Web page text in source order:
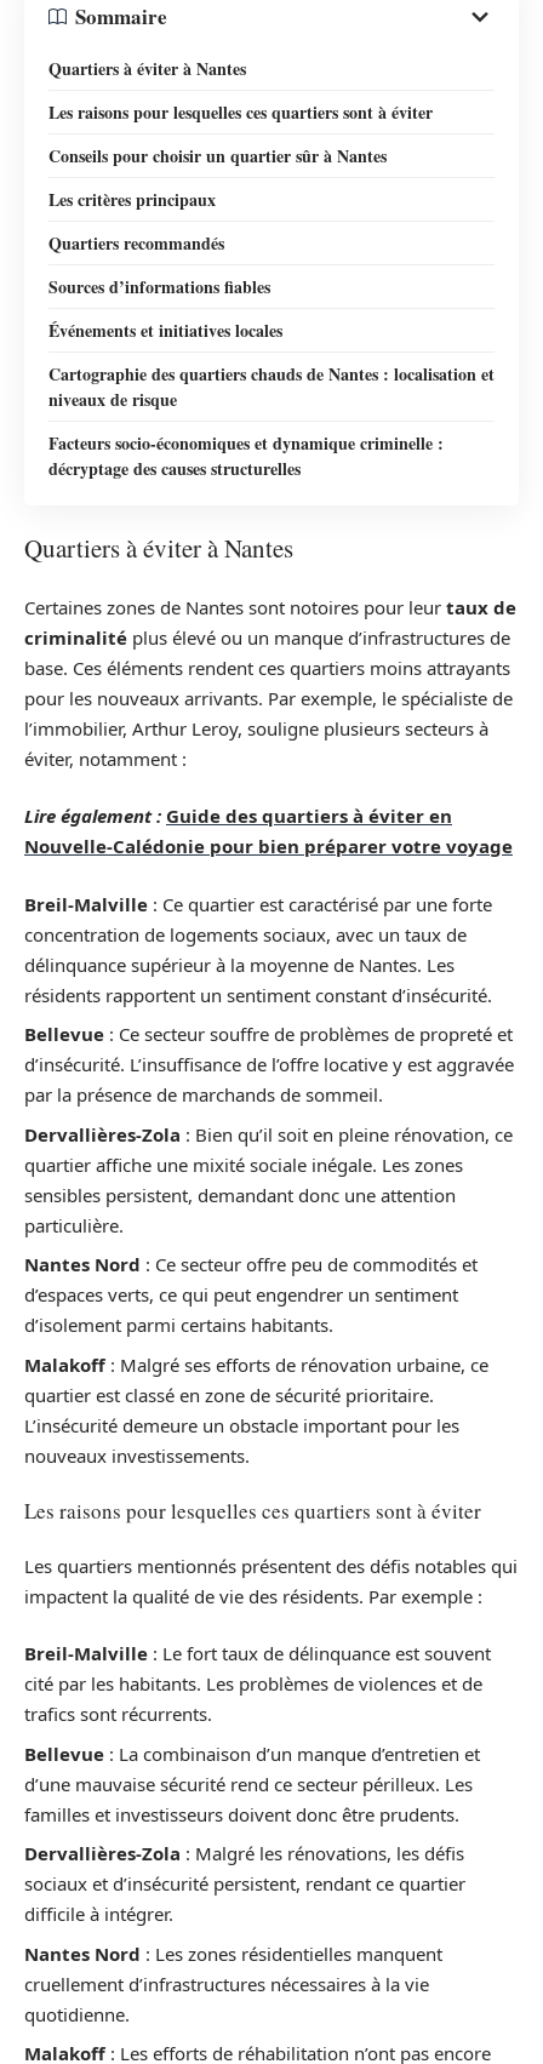
Sommaire
Quartiers à éviter à Nantes
Les raisons pour lesquelles ces quartiers sont à éviter
Conseils pour choisir un quartier sûr à Nantes
Les critères principaux
Quartiers recommandés
Sources d’informations fiables
Événements et initiatives locales
Cartographie des quartiers chauds de Nantes : localisation et
niveaux de risque
Facteurs socio-économiques et dynamique criminelle :
décryptage des causes structurelles
Quartiers à éviter à Nantes
Certaines zones de Nantes sont notoires pour leur taux de
criminalité plus élevé ou un manque d’infrastructures de
base. Ces éléments rendent ces quartiers moins attrayants
pour les nouveaux arrivants. Par exemple, le spécialiste de
l’immobilier, Arthur Leroy, souligne plusieurs secteurs à
éviter, notamment :
Lire également : Guide des quartiers à éviter en
Nouvelle-Calédonie pour bien préparer votre voyage
Breil-Malville : Ce quartier est caractérisé par une forte
concentration de logements sociaux, avec un taux de
délinquance supérieur à la moyenne de Nantes. Les
résidents rapportent un sentiment constant d’insécurité.
Bellevue : Ce secteur souffre de problèmes de propreté et
d’insécurité. L’insuffisance de l’offre locative y est aggravée
par la présence de marchands de sommeil.
Dervallières-Zola : Bien qu’il soit en pleine rénovation, ce
quartier affiche une mixité sociale inégale. Les zones
sensibles persistent, demandant donc une attention
particulière.
Nantes Nord : Ce secteur offre peu de commodités et
d’espaces verts, ce qui peut engendrer un sentiment
d’isolement parmi certains habitants.
Malakoff: Malgré ses efforts de rénovation urbaine, ce
quartier est classé en zone de sécurité prioritaire.
L’insécurité demeure un obstacle important pour les
nouveaux investissements.
Les raisons pour lesquelles ces quartiers sont à éviter
Les quartiers mentionnés présentent des défis notables qui
impactent la qualité de vie des résidents. Par exemple :
Breil-Malville : Le fort taux de délinquance est souvent
cité par les habitants. Les problèmes de violences et de
trafics sont récurrents.
Bellevue : La combinaison d’un manque d’entretien et
d’une mauvaise sécurité rend ce secteur périlleux. Les
familles et investisseurs doivent donc être prudents.
Dervallières-Zola : Malgré les rénovations, les défis
sociaux et d’insécurité persistent, rendant ce quartier
difficile à intégrer.
Nantes Nord : Les zones résidentielles manquent
cruellement d’infrastructures nécessaires à la vie
quotidienne.
Malakoff: Les efforts de réhabilitation n’ont pas encore